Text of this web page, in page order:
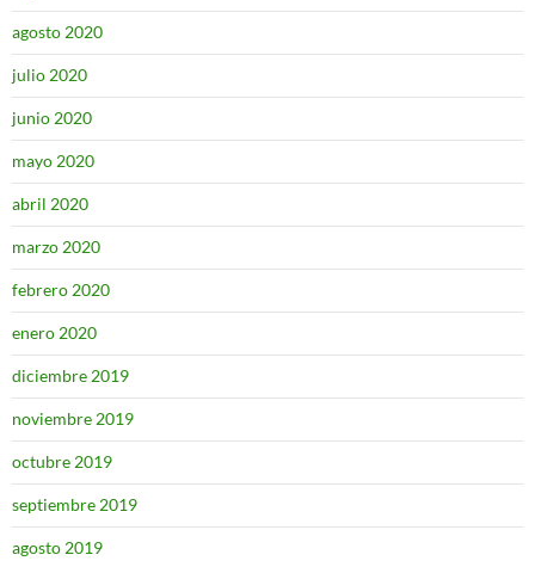
agosto 2020
julio 2020
junio 2020
mayo 2020
abril 2020
marzo 2020
febrero 2020
enero 2020
diciembre 2019
noviembre 2019
octubre 2019
septiembre 2019
agosto 2019